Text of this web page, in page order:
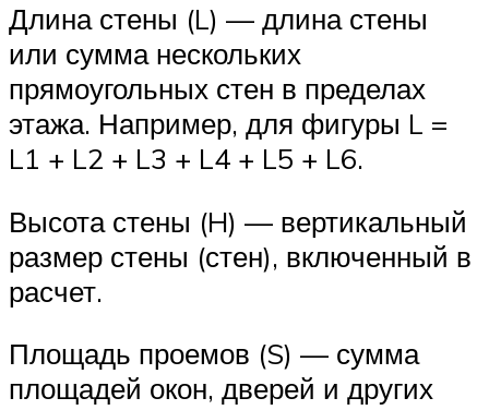
Длина стены (L) — длина стены
или сумма нескольких
прямоугольных стен в пределах
этажа. Например, для фигуры L =
L1 + L2 + L3 + L4 + L5 + L6.
Высота стены (H) — вертикальный
размер стены (стен), включенный в
расчет.
Площадь проемов (S) — сумма
площадей окон, дверей и других